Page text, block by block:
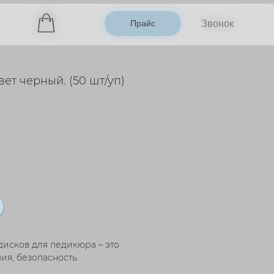
Звонок
Прайс
черный. (50 шт/уп)
для педикюра – это
безопасность.
Звонок
Прайс